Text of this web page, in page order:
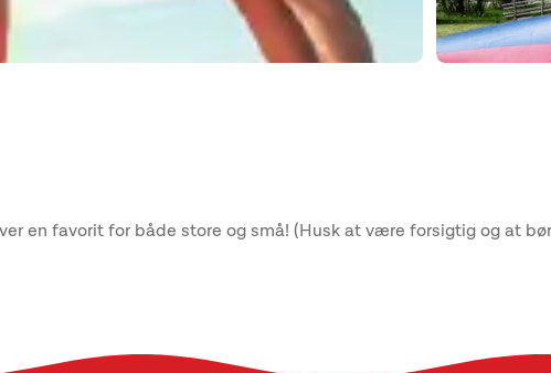
en favorit for både store og små! (Husk at være forsigtig og at